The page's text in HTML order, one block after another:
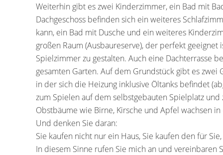
Weiterhin gibt es zwei Kinderzimmer, ein Bad mit
Dachgeschoss befinden sich ein weiteres
kann, ein Bad mit Dusche und ein weiteres
großen Raum (Ausbaureserve), der perfekt
Spielzimmer zu gestalten. Auch eine Dachterrasse
gesamten Garten. Auf dem Grundstück gibt es zwei
in der sich die Heizung inklusive Öltanks befindet
zum Spielen auf dem selbstgebauten Spielplatz
Obstbäume wie Birne, Kirsche und Apfel wachsen
Und denken Sie daran:
Sie kaufen nicht nur ein Haus, Sie kaufen den für
In diesem Sinne rufen Sie mich an und vereinbaren